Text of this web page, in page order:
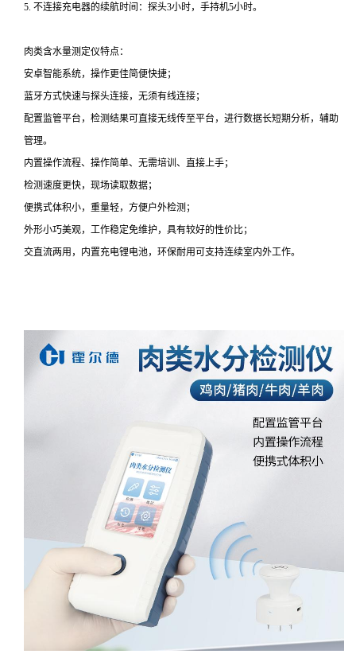
5. 不连接充电器的续航时间：探头3小时，手持机5小时。
肉类含水量测定仪特点：
安卓智能系统，操作更佳简便快捷；
蓝牙方式快速与探头连接，无须有线连接；
配置监管平台，检测结果可直接无线传至平台，进行数据长短期分析，辅助
管理。
内置操作流程、操作简单、无需培训、直接上手；
检测速度更快，现场读取数据；
便携式体积小，重量轻，方便户外检测；
外形小巧美观，工作稳定免维护，具有较好的性价比；
交直流两用，内置充电锂电池，环保耐用可支持连续室内外工作。